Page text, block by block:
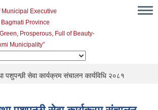
Municipal Executive
Bagmati Province
Prosperous, Full of Beauty-
Municipality”
पशुपन्छी सेवा कार्यक्रम संचालन कार्यविधि २०८१